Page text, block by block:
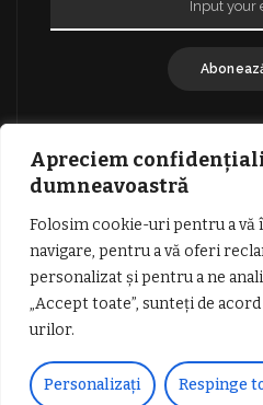
Apreciem
dumneavoastră
Folosim cookie-uri pentru a vă
navigare, pentru a vă oferi
personalizat și pentru a ne
„Accept toate”, sunteți de
urilor.
Personalizați Respinge
TERMENI SI
INFORMATII DESPRE
© Copyright Vocea Vâlcii | Toate